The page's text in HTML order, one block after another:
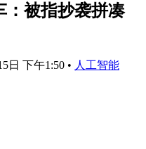
：被指抄袭拼凑
日 下午1:50 • 人工智能